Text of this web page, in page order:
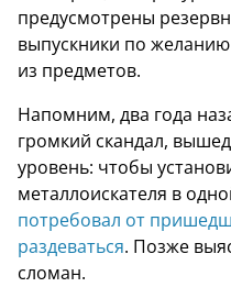
предусмотрены
выпускники по
из предметов.
Напомним, два года
громкий скандал,
уровень: чтобы
металлоискателя в
потребовал от
раздеваться. Позже
сломан.